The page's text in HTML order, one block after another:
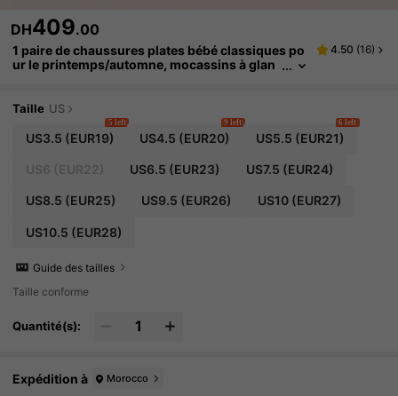
DH409.00
1 paire de chaussures plates bébé classiques po
ur le printemps/automne, mocassins à glan
4.50 (16)
Taille US
US3.5 (EUR19)
5 left
US4.5 (EUR20)
9 left
US5.5 (EUR21)
6 left
US6.5 (EUR23) US7.5 (EUR24)
US8.5 (EUR25) US9.5 (EUR26) US10(EUR27)
US10.5 (EUR28)
Guide des tailles
Taille conforme
Quantité(s):
Expédition à Morocco